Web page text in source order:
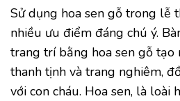
Sử dụng hoa sen gỗ trong lễ
nhiều ưu điểm đáng chú ý.
trang trí bằng hoa sen gỗ tạo
thanh tịnh và trang nghiêm,
với con cháu. Hoa sen, là loài